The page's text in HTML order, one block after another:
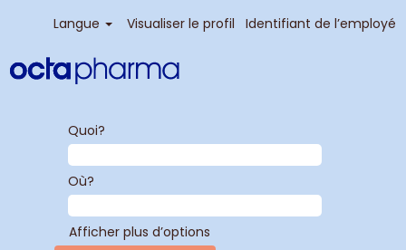
Langue Visualiser le profil Identifiant de l’employé
Quoi?
Où?
Afficher plus d’options